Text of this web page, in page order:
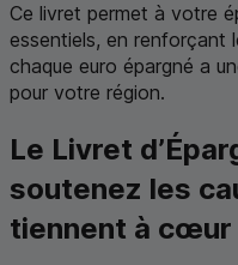
Ce livret permet à votre
essentiels, en renforçant
chaque euro épargné a
pour votre région.
Le Livret
soutenez les
tiennent à cœur